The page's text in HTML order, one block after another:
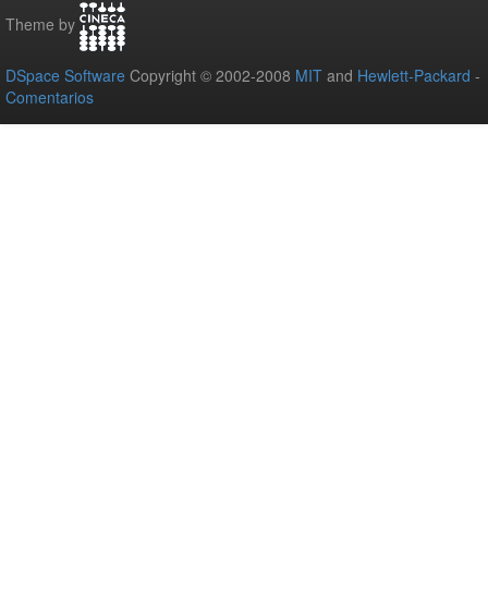
Theme by
DSpace Software Copyright © 2002-2008 MIT and Hewlett-Packard -
Comentarios